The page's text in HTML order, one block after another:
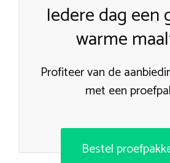
Iedere dag een
warme
Profiteer van de
met een
Bestel